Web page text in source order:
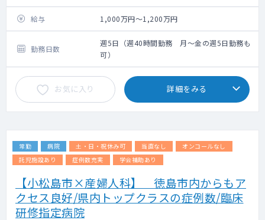
給与 1,000万円～1,200万円
勤務日数
週5日（週40時間勤務 月～金の週5日勤務も
可）
お気に入り 詳細をみる
常勤 病院 土・日・祝休み可 当直なし
オンコールなし
託児施設あり
症例数充実 学会補助あり
【小松島市×産婦人科】 徳島市内からもア
クセス良好/県内トップクラスの症例数/臨床
研修指定病院